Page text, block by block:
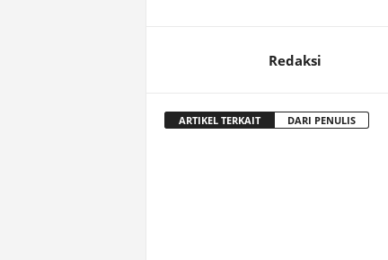
Redaksi
ARTIKEL TERKAIT DARI PENULIS